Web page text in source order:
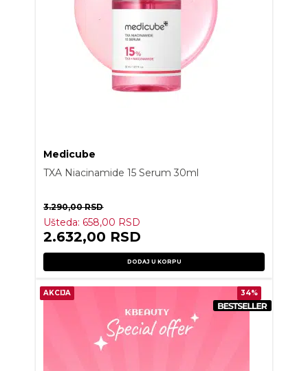
Medicube
TXA Niacinamide 15 Serum 30ml
3.290,00RSD
Ušteda: 658,00 RSD
2.632,00 RSD
DODAJ U KORPU
AKCIJA 34%